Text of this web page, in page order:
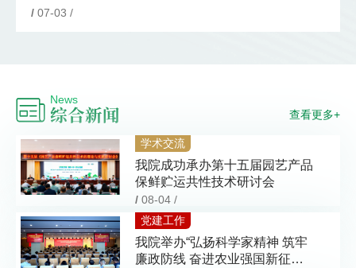
/ 07-03 /
News
综合新闻 查看更多+
学术交流
我院成功承办第十五届园艺产品
保鲜贮运共性技术研讨会
/ 08-04 /
党建工作
我院举办“弘扬科学家精神 筑牢
廉政防线 奋进农业强国新征